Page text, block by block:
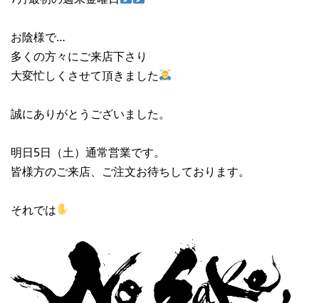
お陰様で…
多くの方々にご来店下さり
大変忙しくさせて頂きました
誠にありがとうございました。
明日5日（土）通常営業です。
皆様方のご来店、ご注文お待ちしております。
それでは